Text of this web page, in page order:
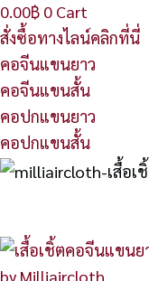
0.00฿ 0 Cart
สั่งซื้อทางไลน์คลิกที่นี่
คอจีนแขนยาว
คอจีนแขนสั้น
คอปกแขนยาว
คอปกแขนสั้น